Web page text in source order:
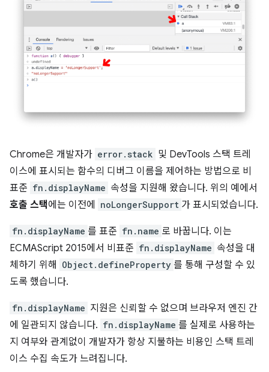
Chrome은 개발자가 error.stack 및 DevTools 스택 트레
이스에 표시되는 함수의 디버그 이름을 제어하는 방법으로 비
표준 fn.displayName 속성을 지원해 왔습니다. 위의 예에서
호출 스택에는 이전에 noLongerSupport 가 표시되었습니다.
fn.displayName 를 표준 fn.name 로 바꿉니다. 이는
ECMAScript 2015에서 비표준 fn.displayName 속성을 대
체하기 위해
Object.defineProperty 를 통해 구성할 수 있
도록 했습니다.
fn.displayName 지원은 신뢰할 수 없으며 브라우저 엔진 간
에 일관되지 않습니다. fn.displayName 를 실제로 사용하는
지 여부와 관계없이 개발자가 항상 지불하는 비용인 스택 트레
이스 수집 속도가 느려집니다.